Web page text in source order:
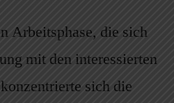
Arbeitsphase, die sich
mit den interessierten
sich die